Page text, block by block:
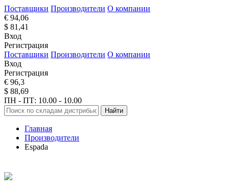
Поставщики Производители О компании
€ 94,06
$ 81,41
Вход
Регистрация
Поставщики Производители О компании
Вход
Регистрация
€ 96,3
$ 88,69
ПН - ПТ: 10.00 - 10.00
Найти
Главная
Производители
Espada